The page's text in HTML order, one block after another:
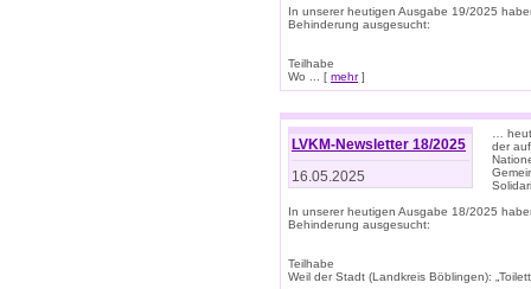
In unserer heutigen Ausgabe 19/2025
Behinderung ausgesucht:
Teilhabe
Wo ... [ mehr]
LVKM-Newsletter 18/2025
16.05.2025
…
der
In unserer heutigen Ausgabe 18/2025
Behinderung ausgesucht:
Teilhabe
Weil der Stadt (Landkreis Böblingen):